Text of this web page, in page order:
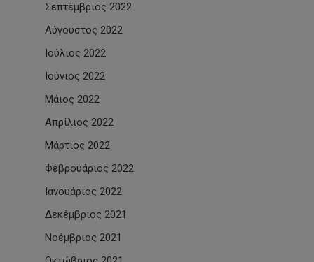
Σεπτέμβριος 2022
Αύγουστος 2022
Ιούλιος 2022
Ιούνιος 2022
Μάιος 2022
Απρίλιος 2022
Μάρτιος 2022
Φεβρουάριος 2022
Ιανουάριος 2022
Δεκέμβριος 2021
Νοέμβριος 2021